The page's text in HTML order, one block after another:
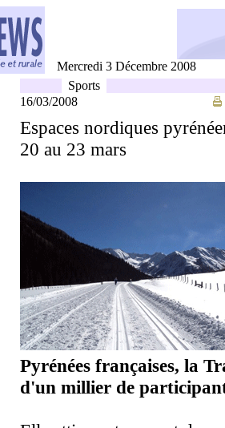
Mercredi 3 Décembre 2008
Sports
16/03/2008
Espaces nordiques
20 au 23 mars
Pyrénées françaises, la
d'un millier de